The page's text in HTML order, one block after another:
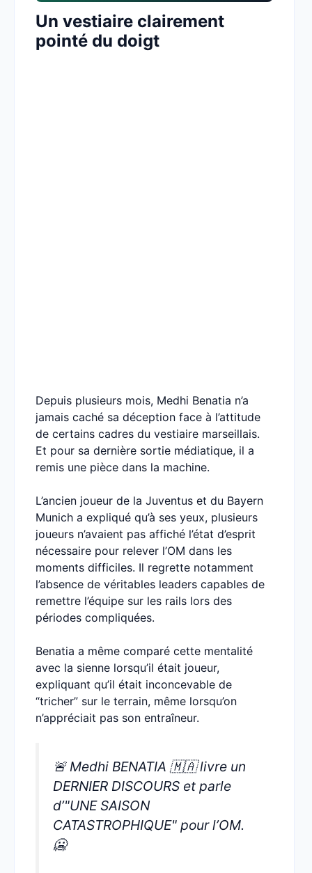
Un vestiaire clairement
pointé du doigt
Depuis plusieurs mois, Medhi Benatia n’a
jamais caché sa déception face à l’attitude
de certains cadres du vestiaire marseillais.
Et pour sa dernière sortie médiatique, il a
remis une pièce dans la machine.
L’ancien joueur de la Juventus et du Bayern
Munich a expliqué qu’à ses yeux, plusieurs
joueurs n’avaient pas affiché l’état d’esprit
nécessaire pour relever l’OM dans les
moments difficiles. Il regrette notamment
l’absence de véritables leaders capables de
remettre l’équipe sur les rails lors des
périodes compliquées.
Benatia a même comparé cette mentalité
avec la sienne lorsqu’il était joueur,
expliquant qu’il était inconcevable de
“tricher” sur le terrain, même lorsqu’on
n’appréciait pas son entraîneur.
🚨 Medhi BENATIA 🇲🇦 livre un
DERNIER DISCOURS et parle
d’"UNE SAISON
CATASTROPHIQUE" pour l’OM.
🥶